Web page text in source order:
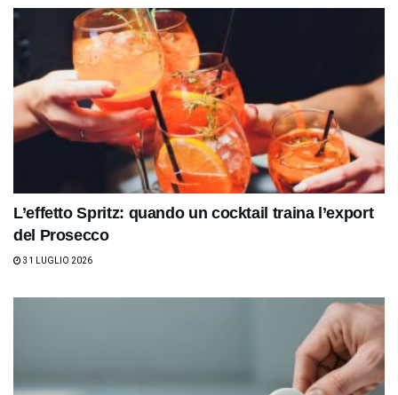
L’effetto Spritz: quando un cocktail traina l’export
del Prosecco
31 LUGLIO 2026